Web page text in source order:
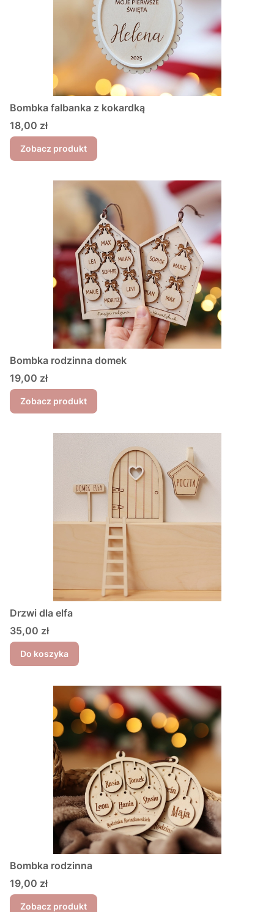
Bombka falbanka z kokardką
Cena
18,00 zł
Zobacz produkt
Bombka rodzinna domek
Cena
19,00 zł
Zobacz produkt
Drzwi dla elfa
Cena
35,00 zł
Do koszyka
Bombka rodzinna
Cena
19,00 zł
Zobacz produkt